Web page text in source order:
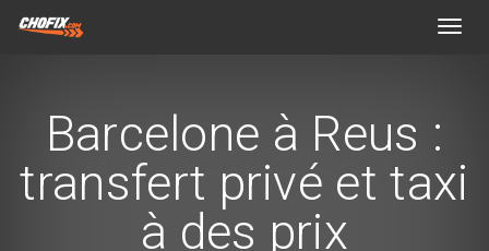
Barcelone à Reus :
transfert privé et taxi
à des prix